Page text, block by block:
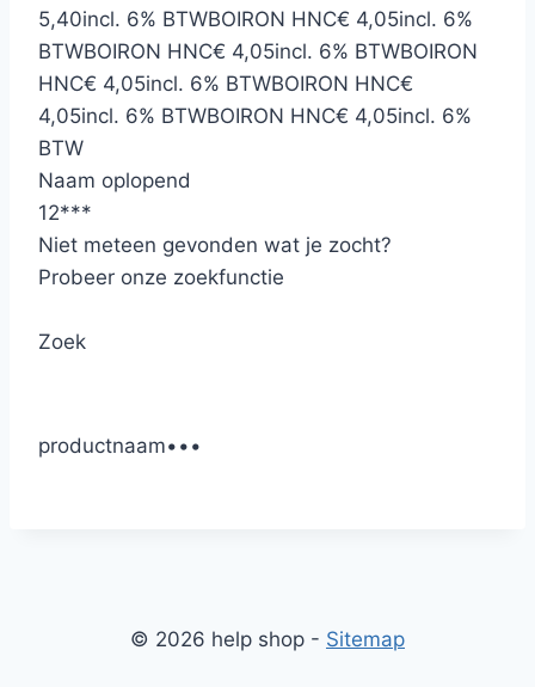
5,40incl. 6% BTWBOIRON HNC€ 4,05incl. 6%
BTWBOIRON HNC€ 4,05incl. 6% BTWBOIRON
HNC€ 4,05incl. 6% BTWBOIRON HNC€
4,05incl. 6% BTWBOIRON HNC€ 4,05incl. 6%
BTW
Naam oplopend
12***
Niet meteen gevonden wat je zocht?
Probeer onze zoekfunctie
Zoek
productnaam• • •
© 2026 help shop - Sitemap